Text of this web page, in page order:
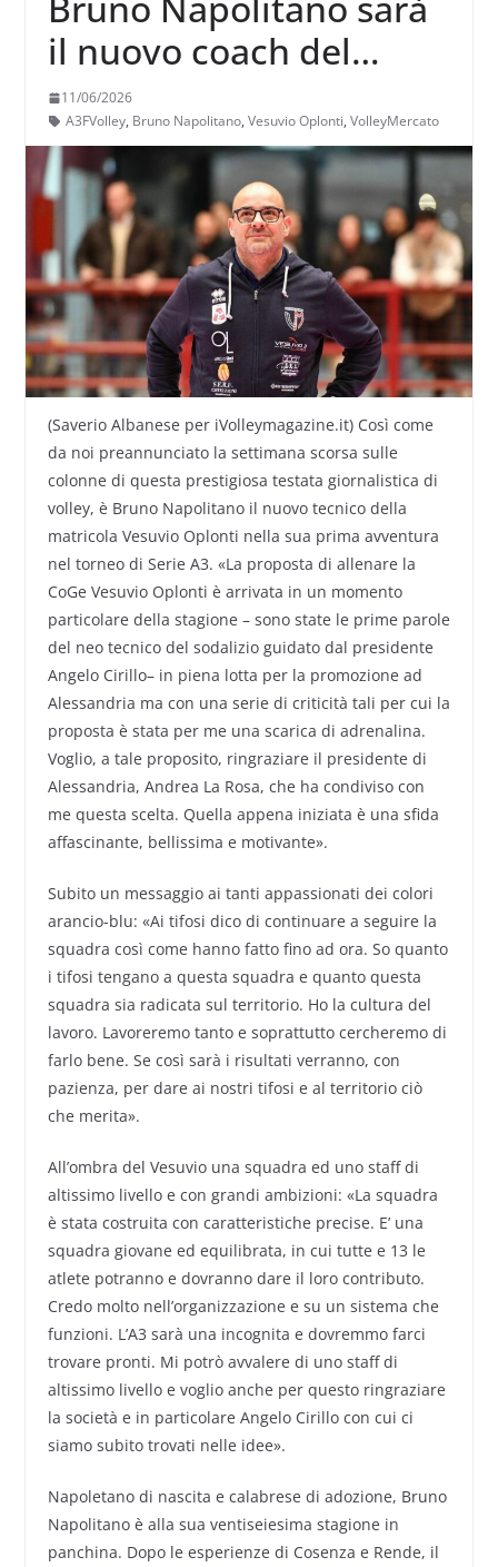
il nuovo coach del
Vesuvio Oplonti di serie
A3F
11/06/2026
A3FVolley, Bruno Napolitano, Vesuvio Oplonti, VolleyMercato
(Saverio Albanese per iVolleymagazine.it) Così come
da noi preannunciato la settimana scorsa sulle
colonne di questa prestigiosa testata giornalistica di
volley, è Bruno Napolitano il nuovo tecnico della
matricola Vesuvio Oplonti nella sua prima avventura
nel torneo di Serie A3. «La proposta di allenare la
CoGe Vesuvio Oplonti è arrivata in un momento
particolare della stagione – sono state le prime parole
del neo tecnico del sodalizio guidato dal presidente
Angelo Cirillo– in piena lotta per la promozione ad
Alessandria ma con una serie di criticità tali per cui la
proposta è stata per me una scarica di adrenalina.
Voglio, a tale proposito, ringraziare il presidente di
Alessandria, Andrea La Rosa, che ha condiviso con
me questa scelta. Quella appena iniziata è una sfida
affascinante, bellissima e motivante».
Subito un messaggio ai tanti appassionati dei colori
arancio-blu: «Ai tifosi dico di continuare a seguire la
squadra così come hanno fatto fino ad ora. So quanto
i tifosi tengano a questa squadra e quanto questa
squadra sia radicata sul territorio. Ho la cultura del
lavoro. Lavoreremo tanto e soprattutto cercheremo di
farlo bene. Se così sarà i risultati verranno, con
pazienza, per dare ai nostri tifosi e al territorio ciò
che merita».
All’ombra del Vesuvio una squadra ed uno staff di
altissimo livello e con grandi ambizioni: «La squadra
è stata costruita con caratteristiche precise. E’ una
squadra giovane ed equilibrata, in cui tutte e 13 le
atlete potranno e dovranno dare il loro contributo.
Credo molto nell’organizzazione e su un sistema che
funzioni. L’A3 sarà una incognita e dovremmo farci
trovare pronti. Mi potrò avvalere di uno staff di
altissimo livello e voglio anche per questo ringraziare
la società e in particolare Angelo Cirillo con cui ci
siamo subito trovati nelle idee».
Napoletano di nascita e calabrese di adozione, Bruno
Napolitano è alla sua ventiseiesima stagione in
panchina. Dopo le esperienze di Cosenza e Rende, il